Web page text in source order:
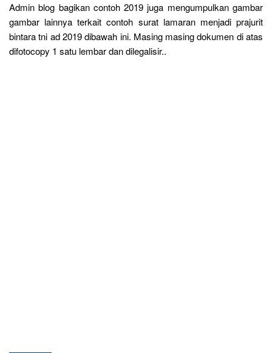
Admin blog bagikan contoh 2019 juga mengumpulkan gambar
gambar lainnya terkait contoh surat lamaran menjadi prajurit
bintara tni ad 2019 dibawah ini. Masing masing dokumen di atas
difotocopy 1 satu lembar dan dilegalisir..